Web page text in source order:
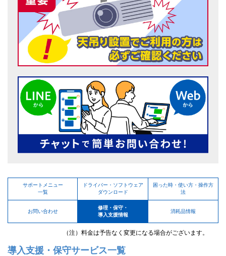
サポートメニュー
一覧
ドライバー・ソフトウェア
ダウンロード
困った時・使い方・操作方
法
お問い合わせ
修理・保守・
導入支援情報
消耗品情報
（注）料金は予告なく変更になる場合がございます。
導入支援・保守サービス一覧